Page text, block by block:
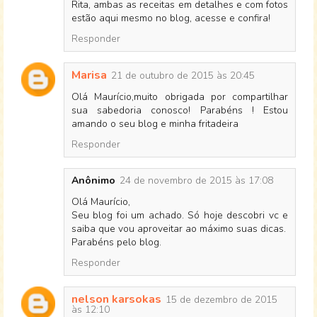
Rita, ambas as receitas em detalhes e com fotos
estão aqui mesmo no blog, acesse e confira!
Responder
Marisa 21 de outubro de 2015 às 20:45
Olá Maurício,muito obrigada por compartilhar
sua sabedoria conosco! Parabéns ! Estou
amando o seu blog e minha fritadeira
Responder
Anônimo 24 de novembro de 2015 às 17:08
Olá Maurício,
Seu blog foi um achado. Só hoje descobri vc e
saiba que vou aproveitar ao máximo suas dicas.
Parabéns pelo blog.
Responder
nelson karsokas 15 de dezembro de 2015
às 12:10